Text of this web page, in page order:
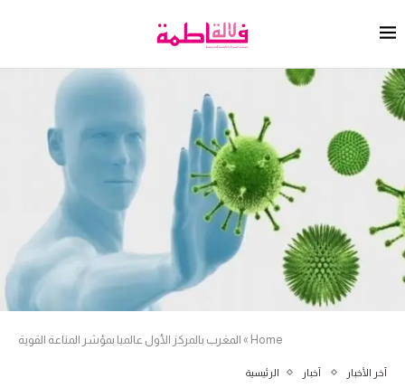
Home
» المغرب بالمركز الأول عالميا بمؤشر المناعة القوية
آخر الأخبار أخبار الرئيسية